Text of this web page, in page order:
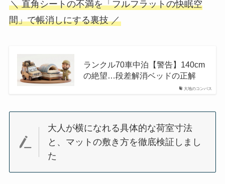
＼ 直角シートの不満を「フルフラットの快眠空
間」で帳消しにする裏技 ／
大地のコンパス
ランクル70車中泊【警告】140cm
の絶望…段差解消ベッドの正解
大人が横になれる具体的な荷室寸法
と、マットの敷き方を徹底検証しまし
た